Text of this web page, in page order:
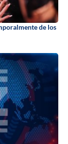
de los